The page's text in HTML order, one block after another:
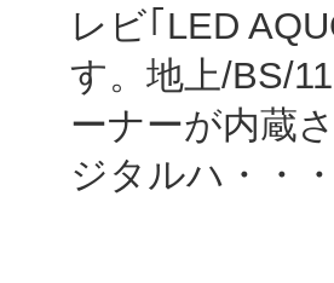
レビ｢LED
す。地上/BS/
ーナーが内蔵
ジタルハ・・